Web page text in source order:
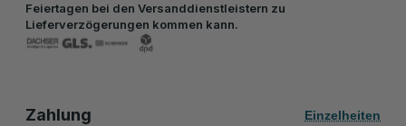
Feiertagen bei den Versanddienstleistern zu
Lieferverzögerungen kommen kann.
Zahlung
Einzelheiten